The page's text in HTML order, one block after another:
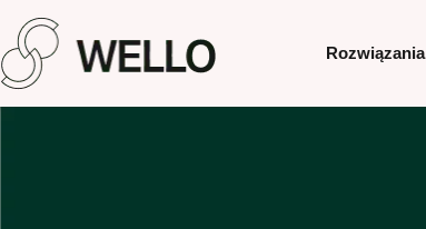
Rozwiązania